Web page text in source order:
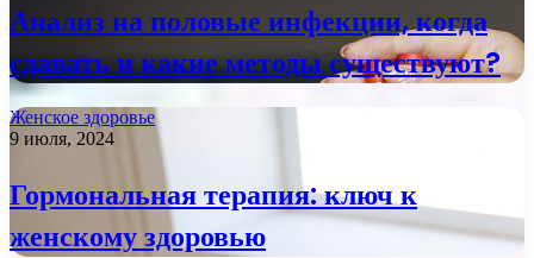
Анализ на половые инфекции, когда
сдавать и какие методы существуют?
Женское здоровье
9 июля, 2024
Гормональная терапия: ключ к
женскому здоровью